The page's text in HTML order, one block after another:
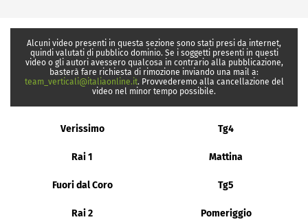
Alcuni video presenti in questa sezione sono stati presi da internet,
quindi valutati di pubblico dominio. Se i soggetti presenti in questi
video o gli autori avessero qualcosa in contrario alla pubblicazione,
basterà fare richiesta di rimozione inviando una mail a:
team_verticali@italiaonline.it. Provvederemo alla cancellazione del
video nel minor tempo possibile.
Verissimo Tg4
Rai 1 Mattina
Fuori dal Coro Tg5
Rai 2 Pomeriggio